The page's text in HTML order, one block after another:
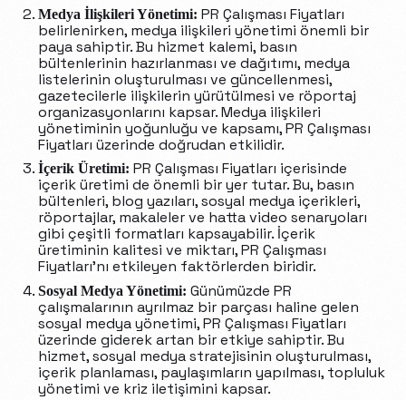
Medya İlişkileri Yönetimi: PR Çalışması Fiyatları
belirlenirken, medya ilişkileri yönetimi önemli bir
paya sahiptir. Bu hizmet kalemi, basın
bültenlerinin hazırlanması ve dağıtımı, medya
listelerinin oluşturulması ve güncellenmesi,
gazetecilerle ilişkilerin yürütülmesi ve röportaj
organizasyonlarını kapsar. Medya ilişkileri
yönetiminin yoğunluğu ve kapsamı, PR Çalışması
Fiyatları üzerinde doğrudan etkilidir.
İçerik Üretimi: PR Çalışması Fiyatları içerisinde
içerik üretimi de önemli bir yer tutar. Bu, basın
bültenleri, blog yazıları, sosyal medya içerikleri,
röportajlar, makaleler ve hatta video senaryoları
gibi çeşitli formatları kapsayabilir. İçerik
üretiminin kalitesi ve miktarı, PR Çalışması
Fiyatları’nı etkileyen faktörlerden biridir.
Sosyal Medya Yönetimi: Günümüzde PR
çalışmalarının ayrılmaz bir parçası haline gelen
sosyal medya yönetimi, PR Çalışması Fiyatları
üzerinde giderek artan bir etkiye sahiptir. Bu
hizmet, sosyal medya stratejisinin oluşturulması,
içerik planlaması, paylaşımların yapılması, topluluk
yönetimi ve kriz iletişimini kapsar.